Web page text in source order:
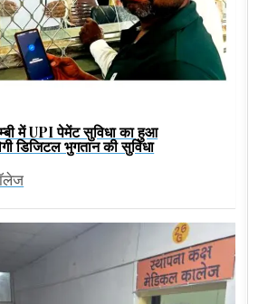
में UPI पेमेंट सुविधा का हुआ
डिजिटल भुगतान की सुविधा